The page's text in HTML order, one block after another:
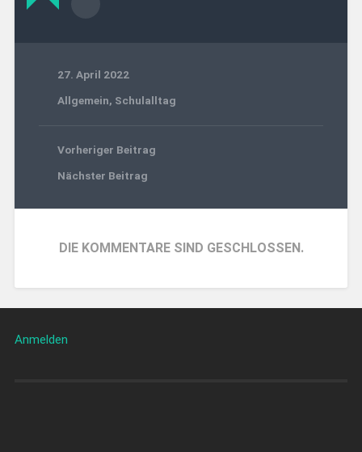
27. April 2022
Allgemein, Schulalltag
Vorheriger Beitrag
Nächster Beitrag
DIE KOMMENTARE SIND GESCHLOSSEN.
Anmelden